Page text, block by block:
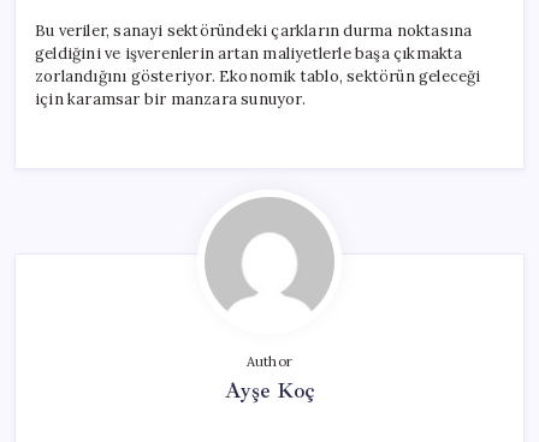
Bu veriler, sanayi sektöründeki çarkların durma noktasına
geldiğini ve işverenlerin artan maliyetlerle başa çıkmakta
zorlandığını gösteriyor. Ekonomik tablo, sektörün geleceği
için karamsar bir manzara sunuyor.
Author
Ayşe Koç